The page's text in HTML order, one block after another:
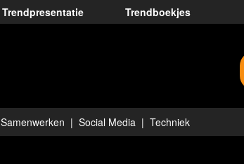
Trendpresentatie Trendboekjes
Samenwerken Social Media Techniek